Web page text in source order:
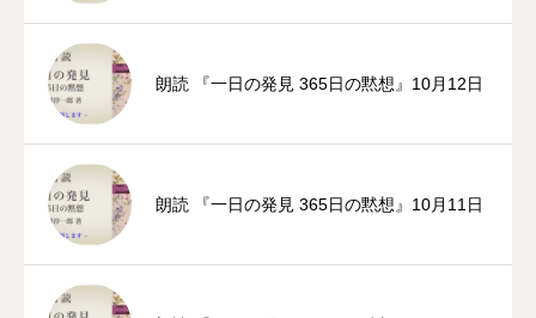
朗読 『一日の発見 365日の黙想』10月12日
朗読 『一日の発見 365日の黙想』10月11日